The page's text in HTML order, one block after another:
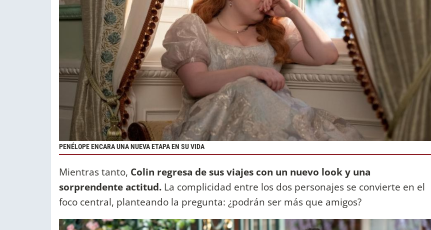
PENÉLOPE ENCARA UNA NUEVA ETAPA EN SU VIDA
Mientras tanto, Colin regresa de sus viajes con un nuevo look y una
sorprendente actitud. La complicidad entre los dos personajes se convierte en el
foco central, planteando la pregunta: ¿podrán ser más que amigos?